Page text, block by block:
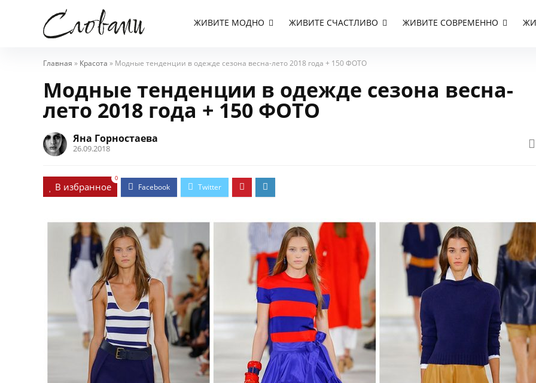
ЖИВИТЕ МОДНО ЖИВИТЕ СЧАСТЛИВО ЖИВИТЕ СОВРЕМЕННО
Главная » Красота » Модные тенденции в одежде сезона весна-лето 2018 года + 150 ФОТО
Модные тенденции в одежде сезона весна-
лето 2018 года + 150 ФОТО
Яна Горностаева
26.09.2018
В избранное
0